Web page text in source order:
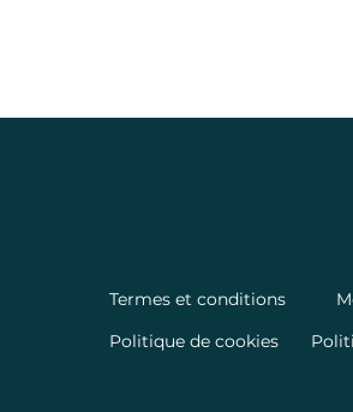
Termes et conditions
Politique de cookies